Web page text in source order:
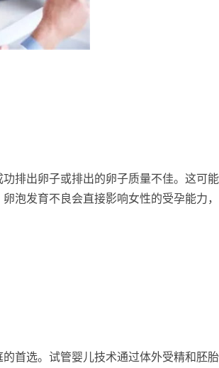
排出卵子或排出的卵子质量不佳。这可
泡发育不良会直接影响女性的受孕能力
首选。试管婴儿技术通过体外受精和胚